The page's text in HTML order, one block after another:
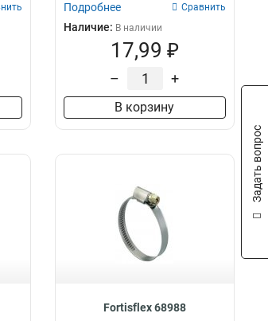
Подробнее Сравнить
Наличие: В наличии
17,99 ₽
– +
В корзину
Fortisflex 68988
Задать вопрос